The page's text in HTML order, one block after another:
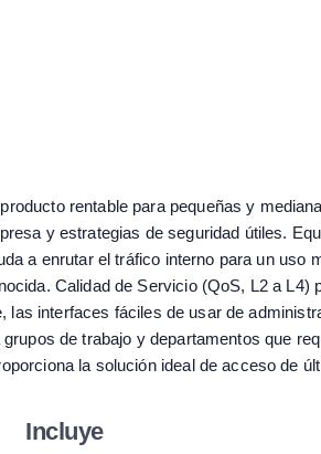
rentable para pequeñas y
y estrategias de seguridad útiles.
a enrutar el tráfico interno para un uso
Calidad de Servicio (QoS, L2 a L4)
interfaces fáciles de usar de
de trabajo y departamentos que
la solución ideal de acceso de
Incluye